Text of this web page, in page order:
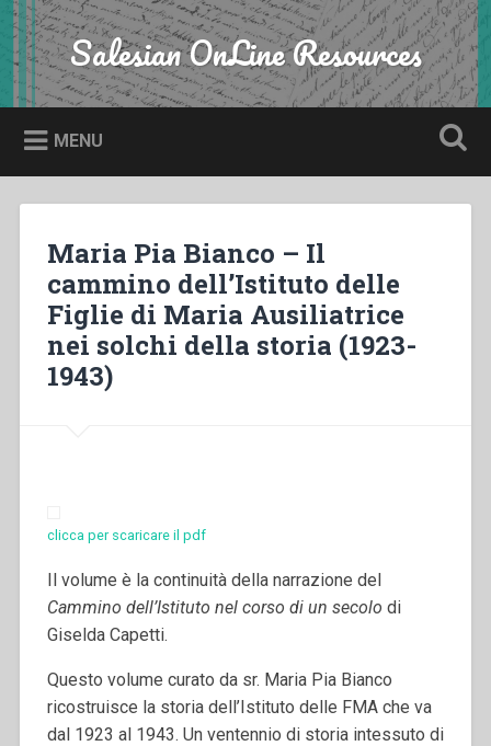
Skip
to
content
Search Salesian OnLine Resources
MENU
Maria Pia Bianco – Il
cammino dell’Istituto delle
Figlie di Maria Ausiliatrice
nei solchi della storia (1923-
1943)
clicca per scaricare il pdf
Il volume è la continuità della narrazione del
Cammino dell’Istituto nel corso di un secolo di
Giselda Capetti.
Questo volume curato da sr. Maria Pia Bianco
ricostruisce la storia dell’Istituto delle FMA che va
dal 1923 al 1943. Un ventennio di storia intessuto di